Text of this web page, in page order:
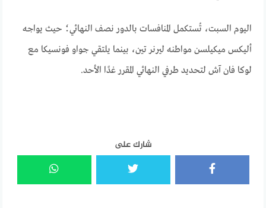
اليوم السبت، تُستكمل المنافسات بالدور نصف النهائي؛ حيث يواجه
أليكس ميكيلسن مواطنه ليرنر تين، بينما يلتقي جواو فونسيكا مع
لوكا فان آش لتحديد طرفي النهائي المقرر غدًا الأحد.
شارك على